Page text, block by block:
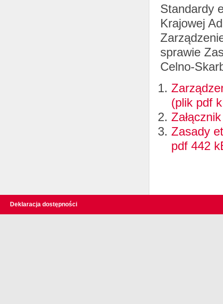
Standardy
Krajowej
sprawie
Celno-
(plik pdf
Zasady
pdf 442
Deklaracja dostępności